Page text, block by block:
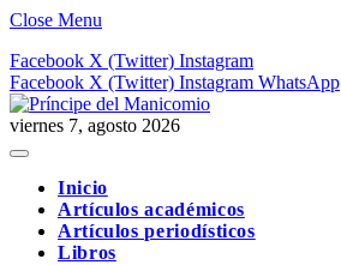
Close Menu
Facebook X (Twitter) Instagram
Facebook X (Twitter) Instagram WhatsApp
viernes 7, agosto 2026
Inicio
Artículos académicos
Artículos periodísticos
Libros